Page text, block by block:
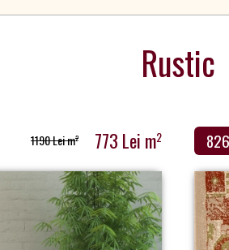
Rustic
1190 Lei m2 773 Lei m2 826